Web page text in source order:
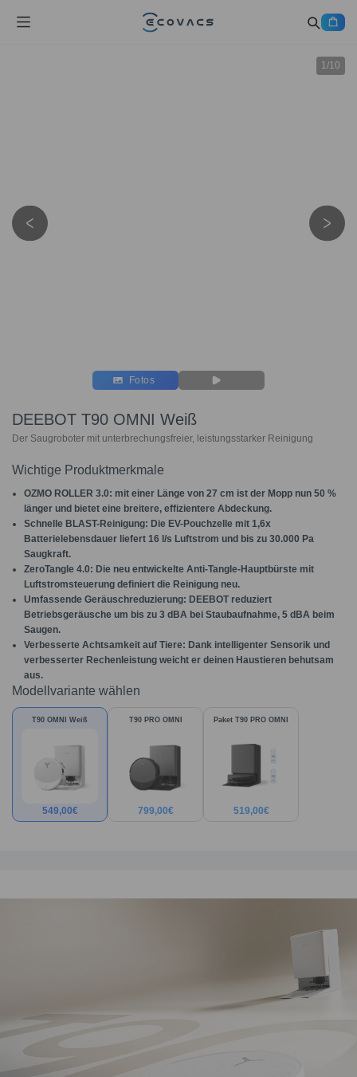
1/10
Fotos
DEEBOT T90 OMNI Weiß
Der Saugroboter mit unterbrechungsfreier, leistungsstarker Reinigung
Wichtige Produktmerkmale
OZMO ROLLER 3.0: mit einer Länge von 27 cm ist der Mopp nun 50 %
länger und bietet eine breitere, effizientere Abdeckung.
Schnelle BLAST-Reinigung: Die EV-Pouchzelle mit 1,6x
Batterielebensdauer liefert 16 l/s Luftstrom und bis zu 30.000 Pa
Saugkraft.
ZeroTangle 4.0: Die neu entwickelte Anti-Tangle-Hauptbürste mit
Luftstromsteuerung definiert die Reinigung neu.
Umfassende Geräuschreduzierung: DEEBOT reduziert
Betriebsgeräusche um bis zu 3 dBA bei Staubaufnahme, 5 dBA beim
Saugen.
Verbesserte Achtsamkeit auf Tiere: Dank intelligenter Sensorik und
verbesserter Rechenleistung weicht er deinen Haustieren behutsam
aus.
Modellvariante wählen
T90 OMNI Weiß
549,00€
T90 PRO OMNI
799,00€
Paket T90 PRO OMNI
519,00€